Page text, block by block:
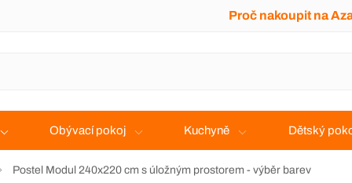
Proč nakoupit na
Obývací pokoj Kuchyně Dětský
Postel Modul 240x220 cm s úložným prostorem - výběr barev